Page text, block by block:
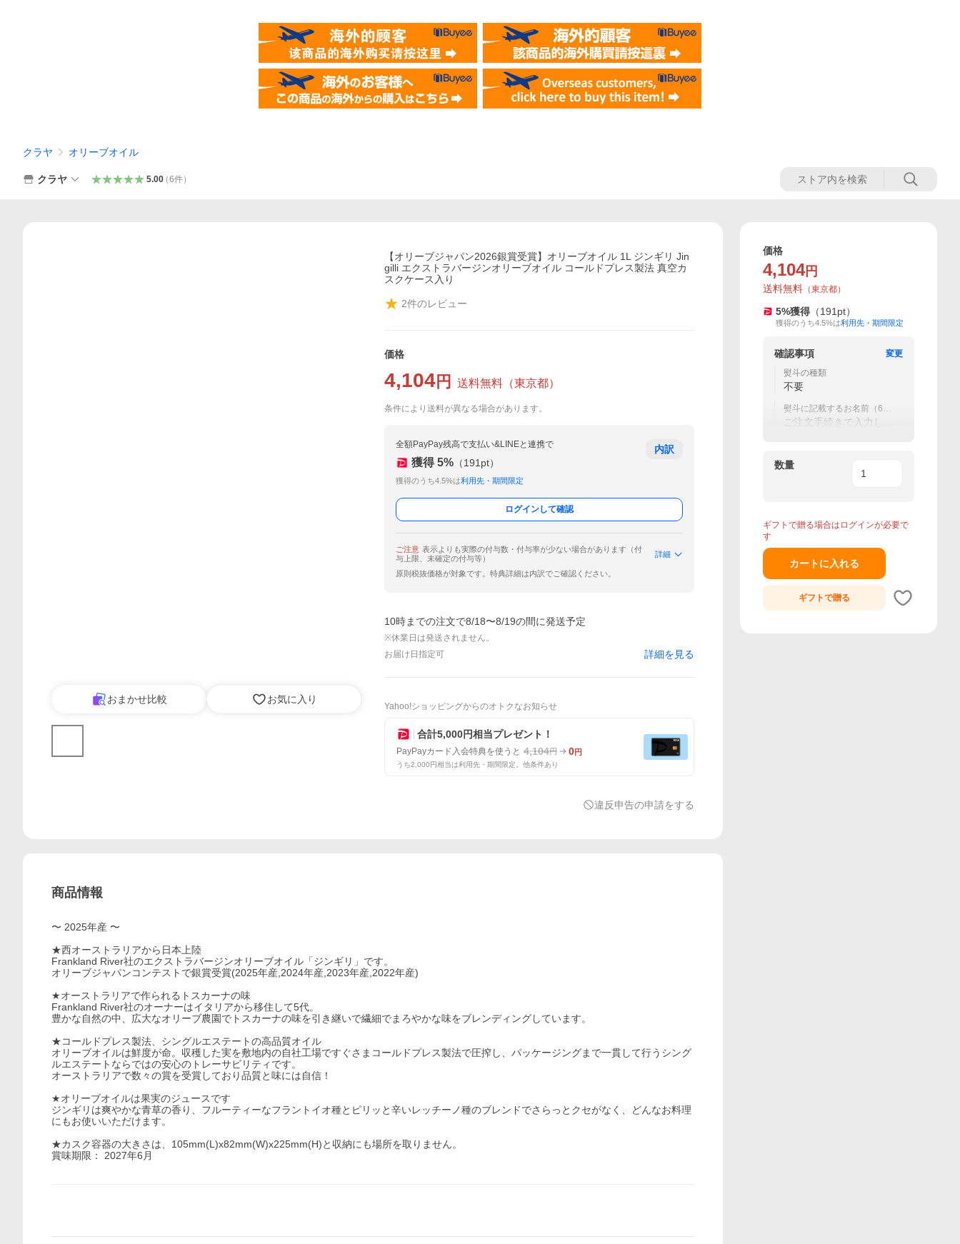
クラヤ オリーブオイル
クラヤ 5.00（6件）
おまかせ比較 お気に入り
【オリーブジャパン2026銀賞受賞】オリーブオイル 1L ジンギリ Jin
gilli エクストラバージンオリーブオイル コールドプレス製法 真空カ
スクケース入り
2件のレビュー
価格
4,104円 送料無料 （東京都）
条件により送料が異なる場合があります。
全額PayPay残高で支払い&LINEと連携で
獲得 5% （191 pt）
獲得のうち4.5%は利用先・期間限定
内訳
ログインして確認
ご注意 表示よりも実際の付与数・付与率が少ない場合があります（付
与上限、未確定の付与等）
詳細
原則税抜価格が対象です。特典詳細は内訳でご確認ください。
10時までの注文で8/18〜8/19の間に発送予定
※休業日は発送されません。
お届け日指定可
詳細を見る
Yahoo!ショッピングからのオトクなお知らせ
合計5,000円相当プレゼント！
PayPayカード入会特典を使うと 4,104円 0円
うち2,000円相当は利用先・期間限定。他条件あり
違反申告の申請をする
商品情報
〜 2025年産 〜
★西オーストラリアから日本上陸
Frankland River社のエクストラバージンオリーブオイル「ジンギリ」です。
オリーブジャパンコンテストで銀賞受賞(2025年産,2024年産,2023年産,2022年産)
★オーストラリアで作られるトスカーナの味
Frankland River社のオーナーはイタリアから移住して5代。
豊かな自然の中、広大なオリーブ農園でトスカーナの味を引き継いで繊細でまろやかな味をブレンディングしています。
★コールドプレス製法、シングルエステートの高品質オイル
オリーブオイルは鮮度が命。収穫した実を敷地内の自社工場ですぐさまコールドプレス製法で圧搾し、パッケージングまで一貫して行うシング
ルエステートならではの安心のトレーサビリティです。
オーストラリアで数々の賞を受賞しており品質と味には自信！
★オリーブオイルは果実のジュースです
ジンギリは爽やかな青草の香り、フルーティーなフラントイオ種とピリッと辛いレッチーノ種のブレンドでさらっとクセがなく、どんなお料理
にもお使いいただけます。
★カスク容器の大きさは、105mm(L)x82mm(W)x225mm(H)と収納にも場所を取りません。
賞味期限： 2027年6月
価格
4,104円
送料無料 （東京都）
5%獲得 （191 pt）
獲得のうち4.5%は利用先・期間限定
確認事項
変更
熨斗の種類
不要
熨斗に記載するお名前（60
文字まで）
ご注文手続きで入力して
数量
ギフトで贈る場合はログインが必要で
す
カートに入れる
ギフトで贈る